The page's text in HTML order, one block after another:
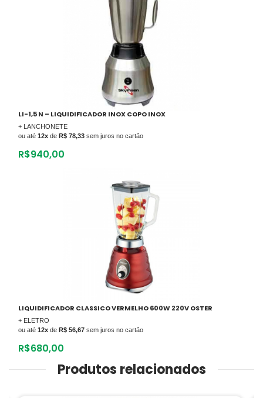
LI-1,5 N – LIQUIDIFICADOR INOX COPO INOX
+ LANCHONETE
ou até 12x de R$ 78,33 sem juros no cartão
R$940,00
LIQUIDIFICADOR CLASSICO VERMELHO 600W 220V OSTER
+ ELETRO
ou até 12x de R$ 56,67 sem juros no cartão
R$680,00
Produtos relacionados